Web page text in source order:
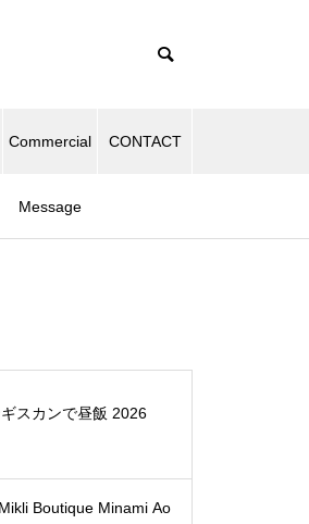
Commercial
Message
CONTACT
スカンで昼飯 2026
Boutique Minami Ao